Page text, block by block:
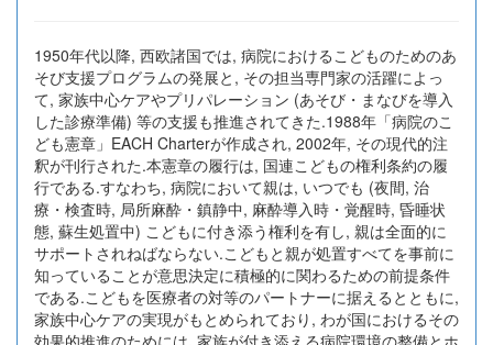
1950年代以降, 西欧諸国では, 病院におけるこどものためのあ
そび支援プログラムの発展と, その担当専門家の活躍によっ
て, 家族中心ケアやプリパレーション (あそび・まなびを導入
した診療準備) 等の支援も推進されてきた.1988年「病院のこ
ども憲章」EACH Charterが作成され, 2002年, その現代的注
釈が刊行された.本憲章の履行は, 国連こどもの権利条約の履
行である.すなわち, 病院において親は, いつでも (夜間, 治
療・検査時, 局所麻酔・鎮静中, 麻酔導入時・覚醒時, 昏睡状
態, 蘇生処置中) こどもに付き添う権利を有し, 親は全面的に
サポートされねばならない.こどもと親が処置すべてを事前に
知っていることが意思決定に積極的に関わるための前提条件
である.こどもを医療者の対等のパートナーに据えるとともに,
家族中心ケアの実現がもとめられており, わが国におけるその
効果的推進のためには, 家族が付き添える病院環境の整備とホ